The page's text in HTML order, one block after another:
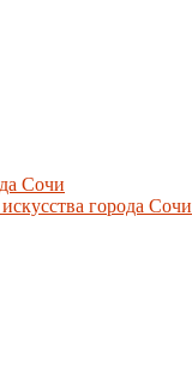
Сочи
города Сочи